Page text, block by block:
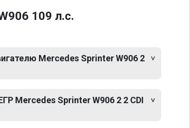
109 л.с.
Mercedes Sprinter W906 2
Mercedes Sprinter W906 2 2 CDI